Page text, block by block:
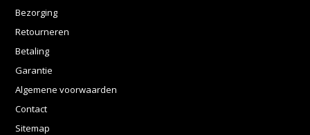
Bezorging
Retourneren
Betaling
Garantie
Algemene voorwaarden
Contact
Sitemap